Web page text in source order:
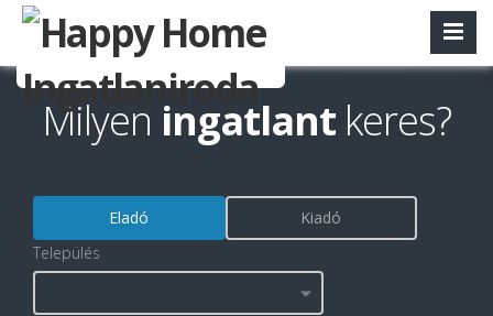
Milyen ingatlant keres?
Eladó
Kiadó
Település